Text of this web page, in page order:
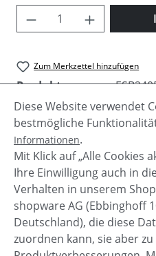
Produkt Anzahl:
Zum Merkzettel hinzufügen
Produktnummer:
Beschreibung
Elbsand Damen Long
Service-Hotline
Diese Website verwendet
bestmögliche
Informationen.
Mit Klick auf „Alle Cookies
Ihre Einwilligung auch in
Verhalten in unserem
shopware AG (Ebbinghoff
Deutschland), die diese
zuordnen kann, sie aber zu